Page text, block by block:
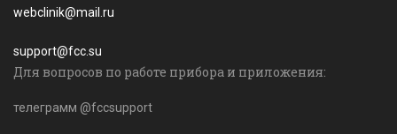
webclinik@mail.ru
support@fcc.su
Для вопросов по работе прибора и приложения:
телеграмм @fccsupport